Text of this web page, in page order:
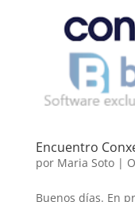
Encuentro
por Maria Soto|
Buenos días. En